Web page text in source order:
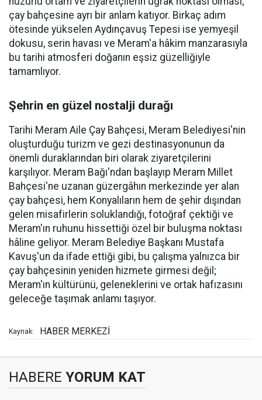
çay bahçesine ayrı bir anlam katıyor. Birkaç adım
ötesinde yükselen Aydınçavuş Tepesi ise yemyeşil
dokusu, serin havası ve Meram'a hâkim manzarasıyla
bu tarihi atmosferi doğanın eşsiz güzelliğiyle
tamamlıyor.
Şehrin en güzel nostalji durağı
Tarihi Meram Aile Çay Bahçesi, Meram Belediyesi'nin
oluşturduğu turizm ve gezi destinasyonunun da
önemli duraklarından biri olarak ziyaretçilerini
karşılıyor. Meram Bağı'ndan başlayıp Meram Millet
Bahçesi'ne uzanan güzergâhın merkezinde yer alan
çay bahçesi, hem Konyalıların hem de şehir dışından
gelen misafirlerin soluklandığı, fotoğraf çektiği ve
Meram'ın ruhunu hissettiği özel bir buluşma noktası
hâline geliyor. Meram Belediye Başkanı Mustafa
Kavuş'un da ifade ettiği gibi, bu çalışma yalnızca bir
çay bahçesinin yeniden hizmete girmesi değil;
Meram'ın kültürünü, geleneklerini ve ortak hafızasını
geleceğe taşımak anlamı taşıyor.
Kaynak: HABER MERKEZİ
HABERE YORUM KAT